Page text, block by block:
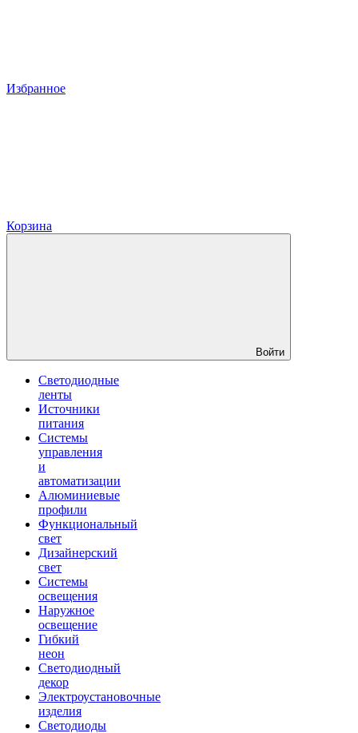
Избранное
Корзина
Войти
Светодиодные
ленты
Источники
питания
Системы
управления
и
автоматизации
Алюминиевые
профили
Функциональный
свет
Дизайнерский
свет
Системы
освещения
Наружное
освещение
Гибкий
неон
Светодиодный
декор
Электроустановочные
изделия
Светодиоды